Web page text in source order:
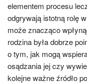
elementem procesu
odgrywają istotną rolę
może znacząco
rodzina była dobrze
o tym, jak mogą
osądzania jej czy
kolejne ważne źródło